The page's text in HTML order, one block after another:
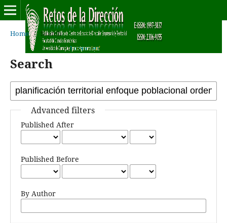
Home / Search
Search
Advanced filters
Published After
Published Before
By Author